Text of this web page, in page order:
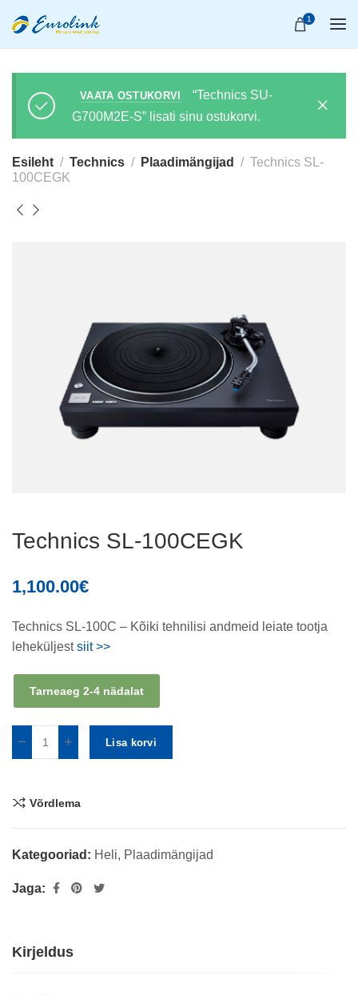
1
VAATA OSTUKORVI
“Technics SU-
G700M2E-S” lisati sinu ostukorvi.
Esileht Technics Plaadimängijad
Technics SL-
100CEGK
Technics SL-100CEGK
1,100.00€
Technics SL-100C – Kõiki tehnilisi andmeid leiate tootja
leheküljestsiit >>
Tarneaeg 2-4 nädalat
Lisa korvi
Võrdlema
Kategooriad: Heli, Plaadimängijad
Jaga:
Kirjeldus